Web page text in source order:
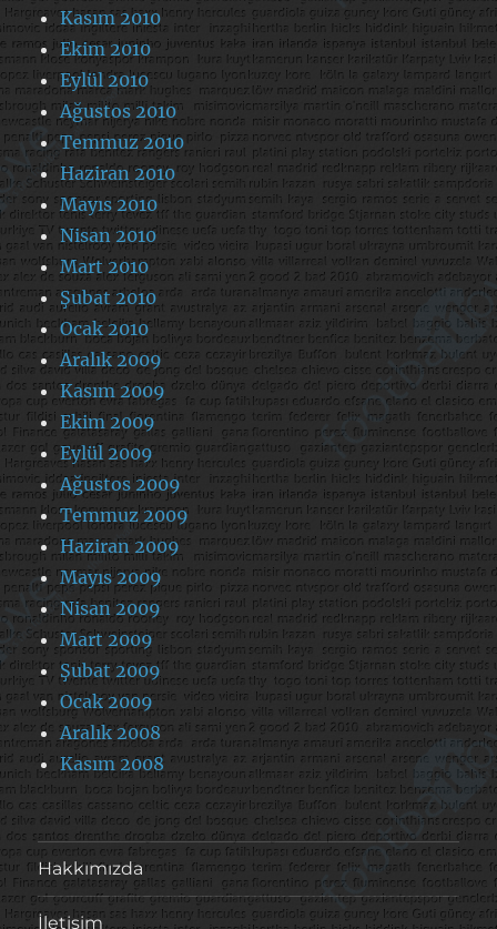
Kasım 2010
Ekim 2010
Eylül 2010
Ağustos 2010
Temmuz 2010
Haziran 2010
Mayıs 2010
Nisan 2010
Mart 2010
Şubat 2010
Ocak 2010
Aralık 2009
Kasım 2009
Ekim 2009
Eylül 2009
Ağustos 2009
Temmuz 2009
Haziran 2009
Mayıs 2009
Nisan 2009
Mart 2009
Şubat 2009
Ocak 2009
Aralık 2008
Kasım 2008
Hakkımızda
İletişim